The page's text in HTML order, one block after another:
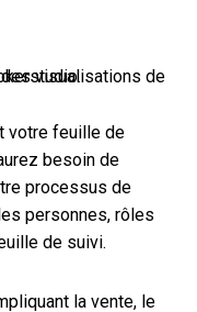
avec Lookerstudio.
votre feuille de
besoin de
processus de
personnes, rôles
de suivi.
la vente, le